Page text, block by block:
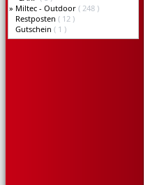
» Miltec - Outdoor ( 248 )
Restposten ( 12 )
Gutschein ( 1 )